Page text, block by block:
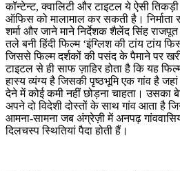
कॉन्टेन्ट, क्वालिटी और टाइटल ये ऐसी
ऑफिस को मालामाल कर सकती है। निर्माता
शर्मा और जाने माने निर्देशक शैलेंद सिंह
तले बनी हिंदी फिल्म ‘इंग्लिश की टांय टांय
जिससे फिल्म दर्शकों की पसंद के पैमाने पर
टाइटल से ही साफ ज़ाहिर होता है कि यह
हास्य व्यंग्य है जिसकी पृष्ठभूमि एक गांव है
देने में कोई कमी नहीं छोड़ना चाहता। उसका
अपने दो विदेशी दोस्तों के साथ गांव आता है
आमना-सामना जब अंग्रेज़ी में अनपढ़
दिलचस्प स्थितियां पैदा होती हैं।